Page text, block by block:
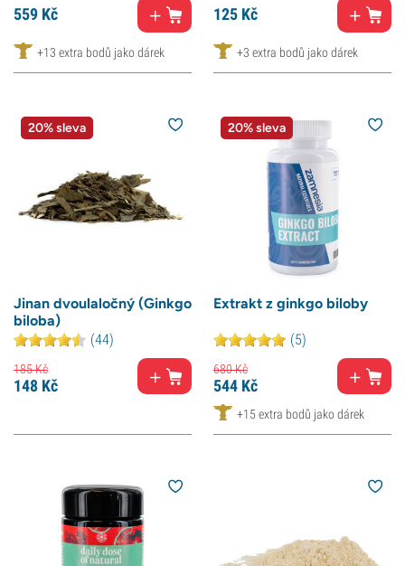
559 Kč
+13 extra bodů jako dárek
125 Kč
+3 extra bodů jako dárek
20% sleva
Jinan dvoulaločný (Ginkgo
biloba)
(44)
185Kč
148 Kč
20% sleva
Extrakt z ginkgo biloby
(5)
680Kč
544 Kč
+15 extra bodů jako dárek